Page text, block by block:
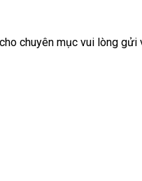
chuyên mục vui lòng gửi